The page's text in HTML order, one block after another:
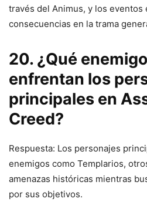
través del Animus, y los
consecuencias en la trama
20. ¿Qué
enfrentan los
principales en
Creed?
Respuesta: Los personajes
enemigos como Templarios,
amenazas históricas mientras
por sus objetivos.